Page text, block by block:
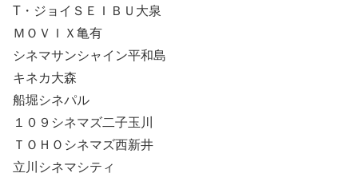
T・ジョイＳＥＩＢＵ大泉
ＭＯＶＩＸ亀有
シネマサンシャイン平和島
キネカ大森
船堀シネパル
１０９シネマズ二子玉川
ＴＯＨＯシネマズ西新井
立川シネマシティ